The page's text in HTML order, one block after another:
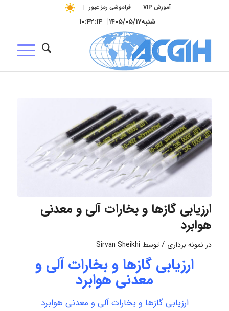
آموزش VIP فراموشی رمز عبور
شنبه۱۴۰۵/۰۵/۱۷| ۱۰:۴۲:۱۵
ارزیابی گازها و بخارات آلی و معدنی
هوابرد
در نمونه برداری / توسط Sirvan Sheikhi
ارزیابی گازها و بخارات آلی و
معدنی هوابرد
ارزیابی گازها و بخارات آلی و معدنی هوابرد